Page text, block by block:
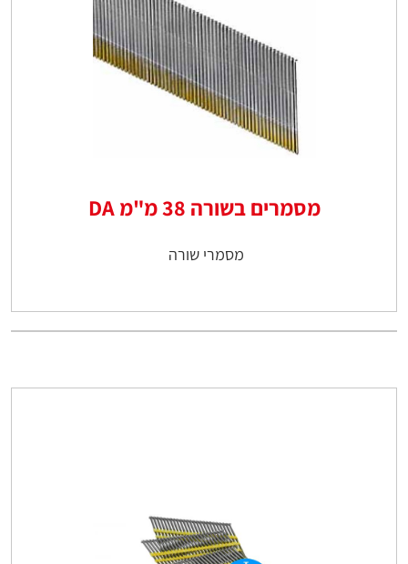
מסמרים בשורה 38 מ"מ DA
מסמרי שורה